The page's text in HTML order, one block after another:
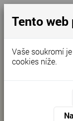
Tento
Vaše soukromí
cookies níže.